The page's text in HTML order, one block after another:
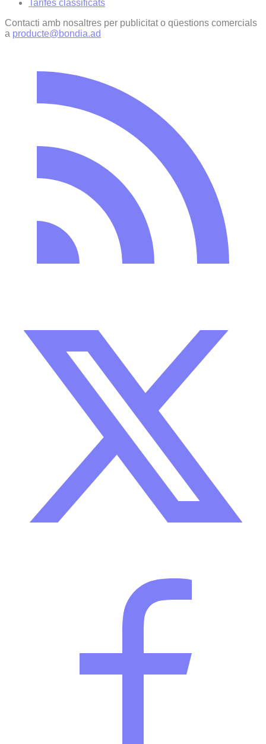
Tarifes classificats
Contacti amb nosaltres per publicitat o qüestions comercials
a producte@bondia.ad